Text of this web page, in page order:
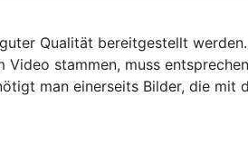
Qualität bereitgestellt
Video stammen, muss
man einerseits Bilder, die